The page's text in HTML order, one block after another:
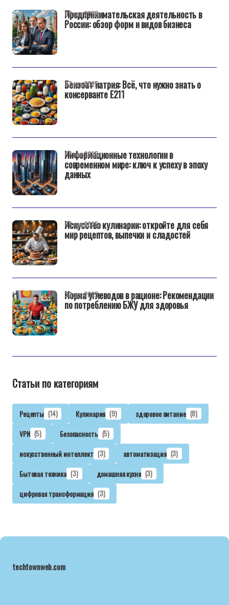
Предпринимательская деятельность в
России: обзор форм и видов бизнеса
07 ноя 2025
Бензоат натрия: Всё, что нужно знать о
консервантe E211
07 ноя 2025
Информационные технологии в
современном мире: ключ к успеху в эпоху
данных
07 ноя 2025
Искусство кулинарии: откройте для себя
мир рецептов, выпечки и сладостей
07 ноя 2025
Норма углеводов в рационе: Рекомендации
по потреблению БЖУ для здоровья
30 окт 2025
Статьи по категориям
Рецепты (14) Кулинария (9) здоровое питание (8)
VPN (5) Безопасность (5)
искусственный интеллект (3) автоматизация (3)
Бытовая техника (3) домашняя кухня (3)
цифровая трансформация (3)
techtownweb.com